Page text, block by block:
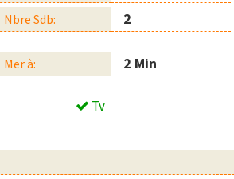
Nbre Sdb: 2
Mer à: 2 Min
Tv